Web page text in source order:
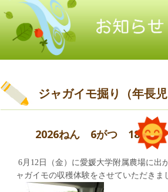
ジャガイモ掘り（年長児
2026ねん 6がつ 18にち
6月12日（金）に愛媛大学附属農場に出
ャガイモの収穫体験をさせていただきま